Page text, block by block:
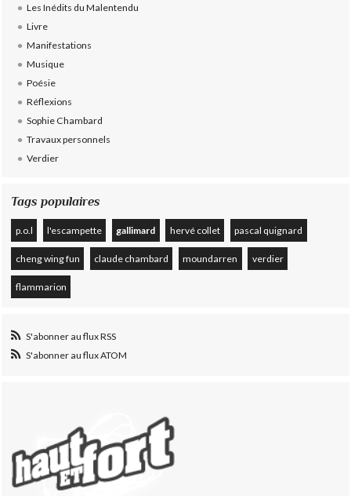
Les Inédits du Malentendu
Livre
Manifestations
Musique
Poésie
Réflexions
Sophie Chambard
Travaux personnels
Verdier
Tags populaires
p.o.l l'escampette gallimard hervé collet pascal quignard
cheng wing fun claude chambard moundarren verdier
flammarion
S'abonner au flux RSS
S'abonner au flux ATOM